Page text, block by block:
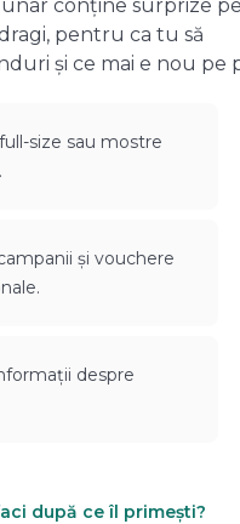
conține surprize
pentru ca tu să
și ce mai e nou pe
size sau mostre
și vouchere
despre
după ce îl primești?